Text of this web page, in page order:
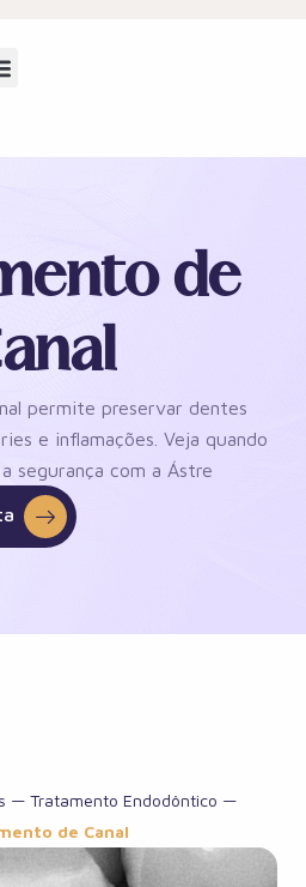
de
permite preservar dentes
e inflamações. Veja quando
segurança com a Ástre
— Tratamento Endodôntico —
de Canal